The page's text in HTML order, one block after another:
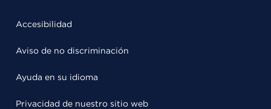
Accesibilidad
Aviso de no discriminación
Ayuda en su idioma
Privacidad de nuestro sitio web